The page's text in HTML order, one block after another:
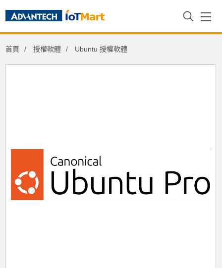
首頁 授權軟體 Ubuntu 授權軟體